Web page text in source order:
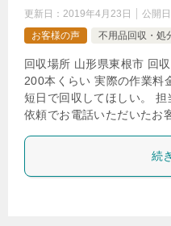
更新日： 2019年4月23日 公開日
お客様の声
不用品回収・処
回収場所 山形県東根市 回
200本くらい 実際の作業料
短日で回収してほしい。
依頼でお電話いただいた
続